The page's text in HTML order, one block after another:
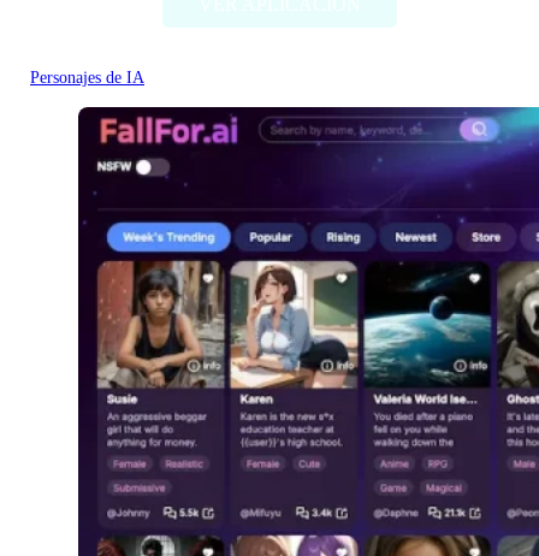
Personajes de IA